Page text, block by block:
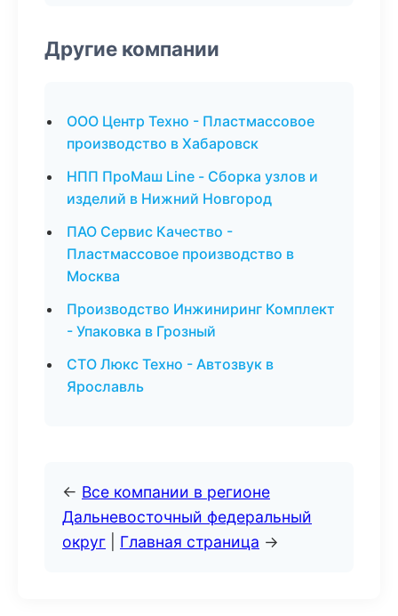
Другие компании
ООО Центр Техно - Пластмассовое
производство в Хабаровск
НПП ПроМаш Line - Сборка узлов и
изделий в Нижний Новгород
ПАО Сервис Качество -
Пластмассовое производство в
Москва
Производство Инжиниринг Комплект
- Упаковка в Грозный
СТО Люкс Техно - Автозвук в
Ярославль
← Все компании в регионе
Дальневосточный федеральный
округ
Главная страница →